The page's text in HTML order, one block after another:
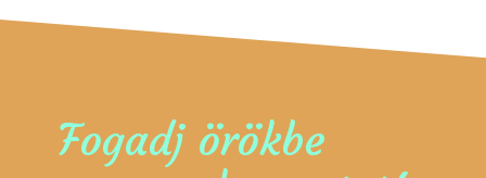
Fogadj örökbe